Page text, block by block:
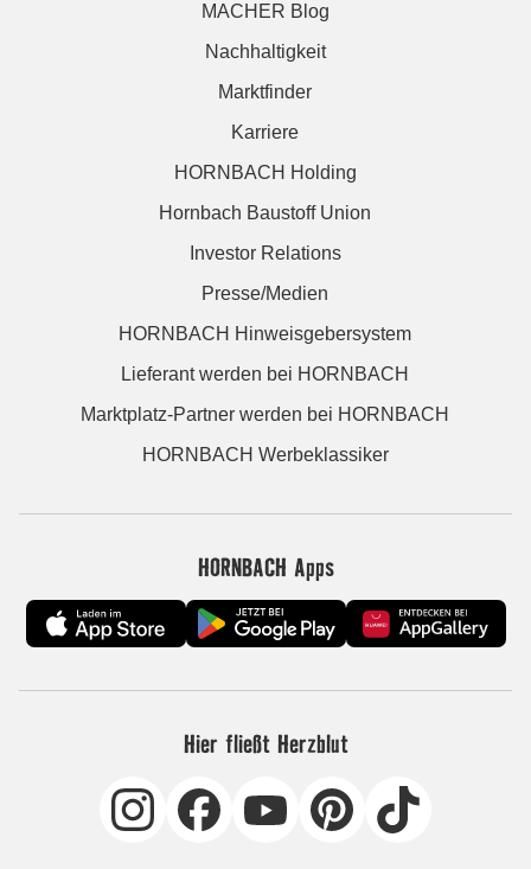
MACHER Blog
Nachhaltigkeit
Marktfinder
Karriere
HORNBACH Holding
Hornbach Baustoff Union
Investor Relations
Presse/Medien
HORNBACH Hinweisgebersystem
Lieferant werden bei HORNBACH
Marktplatz-Partner werden bei HORNBACH
HORNBACH Werbeklassiker
HORNBACH Apps
Hier fließt Herzblut